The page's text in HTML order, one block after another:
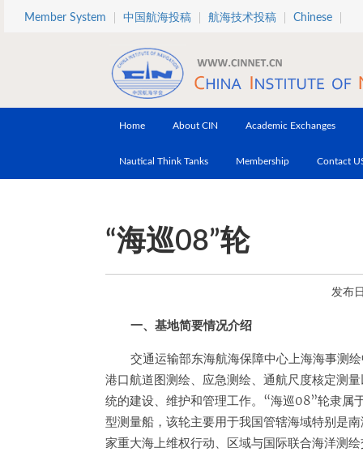
Skip to main content
Member System 中国航海投稿 航海技术投稿 Chinese
Home About CIN Academic Exchanges
Nautical Think Tanks Membership Contact
“海巡08”轮
发布
一、基地简要情况介绍
交通运输部东海航海保障中心上海海事测
港口航道图测绘、应急测绘、通航尺度核定测
统的建设、维护和管理工作。“海巡08”轮隶属
型测量船，该轮主要用于我国管辖海域特别是
家重大海上维权行动、区域与国际联合海洋测